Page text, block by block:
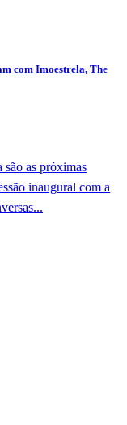
com Imoestrela, The
as próximas
inaugural com a